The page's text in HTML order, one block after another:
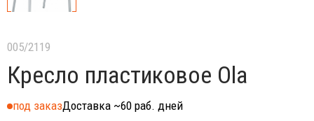
005/2119
Кресло пластиковое Ola
под заказДоставка ~60 раб. дней